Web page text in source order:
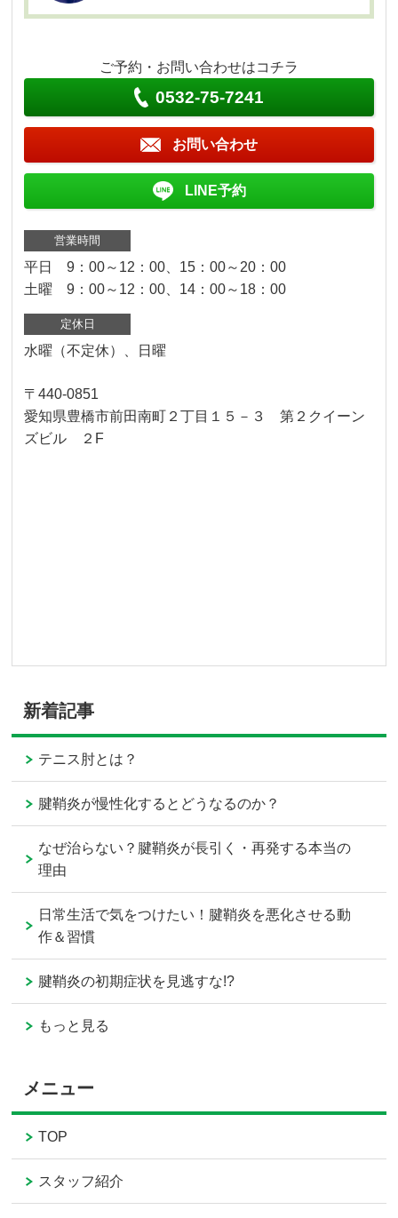
ご予約・お問い合わせはコチラ
0532-75-7241
お問い合わせ
LINE予約
営業時間
平日 9：00～12：00、15：00～20：00
土曜 9：00～12：00、14：00～18：00
定休日
水曜（不定休）、日曜
〒440-0851
愛知県豊橋市前田南町２丁目１５－３ 第２クイーン
ズビル ２F
新着記事
テニス肘とは？
腱鞘炎が慢性化するとどうなるのか？
なぜ治らない？腱鞘炎が長引く・再発する本当の
理由
日常生活で気をつけたい！腱鞘炎を悪化させる動
作＆習慣
腱鞘炎の初期症状を見逃すな!?
もっと見る
メニュー
TOP
スタッフ紹介